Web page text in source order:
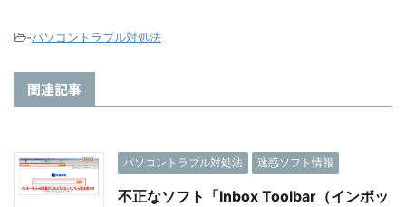
-パソコントラブル対処法
関連記事
パソコントラブル対処法 迷惑ソフト情報
不正なソフト「Inbox Toolbar（インボッ